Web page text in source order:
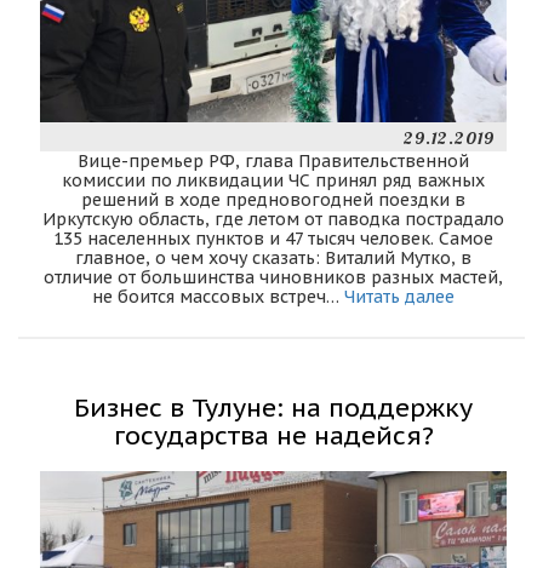
29.12.2019
Вице-премьер РФ, глава Правительственной
комиссии по ликвидации ЧС принял ряд важных
решений в ходе предновогодней поездки в
Иркутскую область, где летом от паводка пострадало
135 населенных пунктов и 47 тысяч человек. Самое
главное, о чем хочу сказать: Виталий Мутко, в
отличие от большинства чиновников разных мастей,
не боится массовых встреч… Читать далее
Бизнес в Тулуне: на поддержку
государства не надейся?